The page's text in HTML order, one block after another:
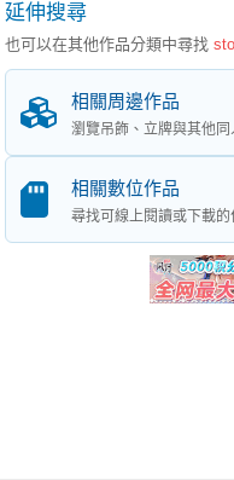
延伸搜尋
也可以在其他作品分類中尋找
相關周邊作品
瀏覽吊飾、立牌與其他同
相關數位作品
尋找可線上閱讀或下載的